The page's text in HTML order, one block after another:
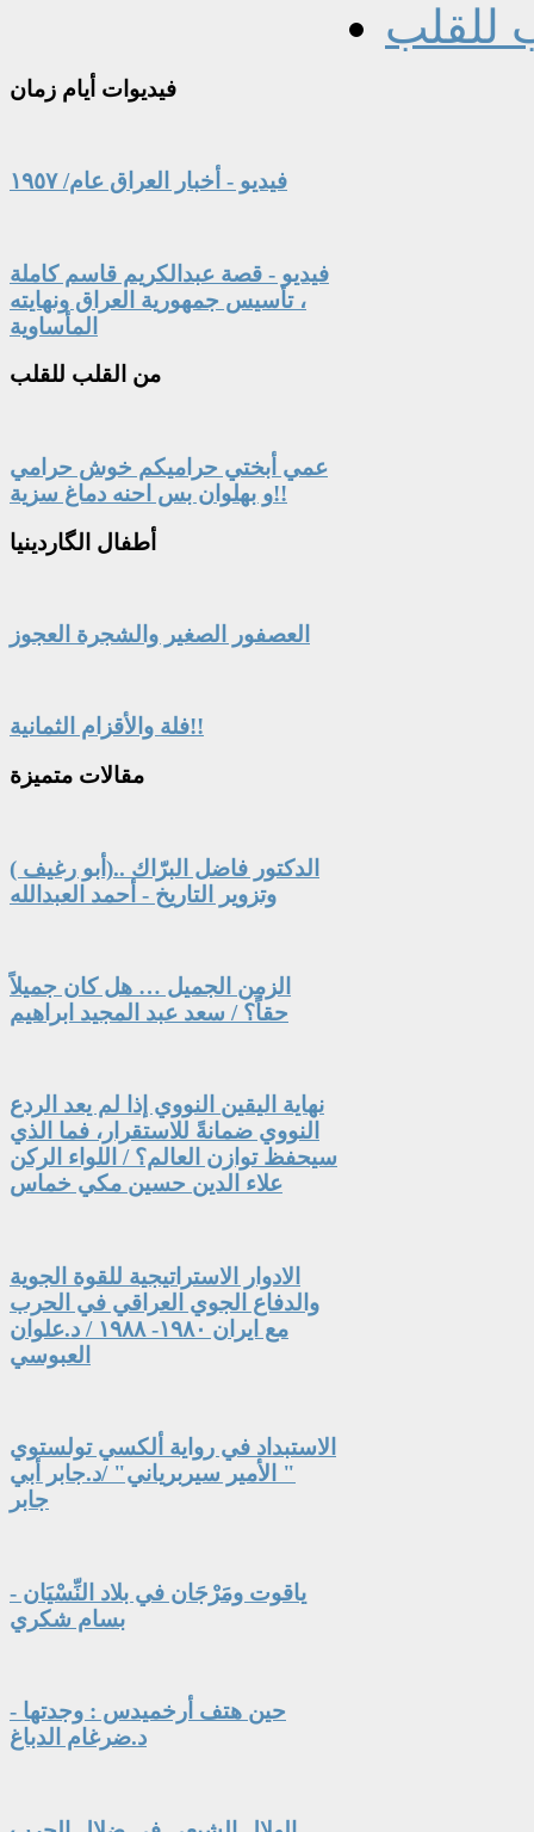
للقلب
فيديوات أيام زمان
فيديو - أخبار العراق عام/ ١٩٥٧
فيديو - قصة عبدالكريم قاسم كاملة
، تأسيس جمهورية العراق ونهايته
المأساوية
من القلب للقلب
عمي أبختي حراميكم خوش حرامي
و بهلوان بس احنه دماغ سزية!!
أطفال الگاردينيا
العصفور الصغير والشجرة العجوز
فلة والأقزام الثمانية!!
مقالات متميزة
الدكتور فاضل البرّاك ..(أبو رغيف )
وتزوير التاريخ - أحمد العبدالله
الزمن الجميل … هل كان جميلاً
حقاً؟ / سعد عبد المجيد ابراهيم
نهاية اليقين النووي إذا لم يعد الردع
النووي ضمانةً للاستقرار، فما الذي
سيحفظ توازن العالم؟ / اللواء الركن
علاء الدين حسين مكي خماس
الادوار الاستراتيجية للقوة الجوية
والدفاع الجوي العراقي في الحرب
مع ايران ١٩٨٠- ١٩٨٨ / د.علوان
العبوسي
الاستبداد في رواية ألكسي تولستوي
" الأمير سيربرياني" /د.جابر أبي
جابر
ياقوت ومَرْجَان في بلاد النِّسْيَان -
بسام شكري
حين هتف أرخميدس : وجدتها -
د.ضرغام الدباغ